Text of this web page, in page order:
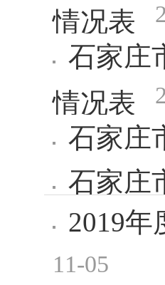
情况表
石家庄
情况表
石家庄
石家庄
总表
2019
11-05